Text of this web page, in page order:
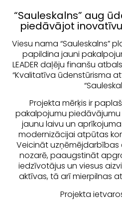
“Sauleskalns” aug
piedāvājot
Viesu nama “Sauleskalns”
papildina jauni
LEADER daļēju finanšu
“Kvalitatīva ūdenstūrisma
Projekta mērķis ir
pakalpojumu
jaunu laivu un
modernizācijai atpūtas
Veicināt
nozarē, paaugstināt
iedzīvotājus un viesus
aktīvas, tā arī mierpilnas
Projekta